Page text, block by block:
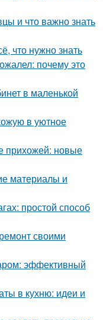
и что важно знать
что нужно знать
почему это
в маленькой
в уютное
прихожей: новые
материалы и
простой способ
своими
эффективный
в кухню: идеи и